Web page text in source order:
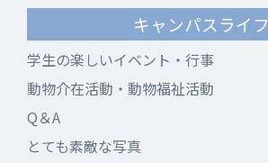
キャンパスライフ
学生の楽しいイベント・行事
動物介在活動・動物福祉活動
Q＆A
とても素敵な写真